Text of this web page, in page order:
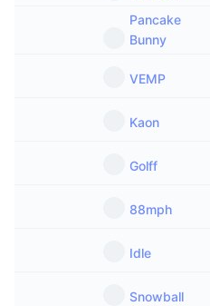
Aankomende verkopen
Financieringstarieven
Leren & Verdienen
ICO kalender
Pancake
Bunny
VEMP
Kaon
Golff
88mph
Idle
Snowball